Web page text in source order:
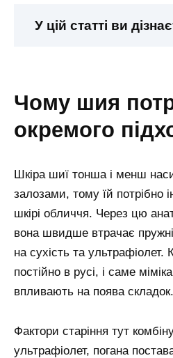
У цій статті ви
чому шия потребує
окремого
Шкіра шиї тонша і менш
залозами, тому їй потрібно
шкірі обличчя. Через цю
вона швидше втрачає
на сухість та ультрафіолет.
постійно в русі, і саме
впливають на поява складок.
Фактори старіння тут
ультрафіолет, погана